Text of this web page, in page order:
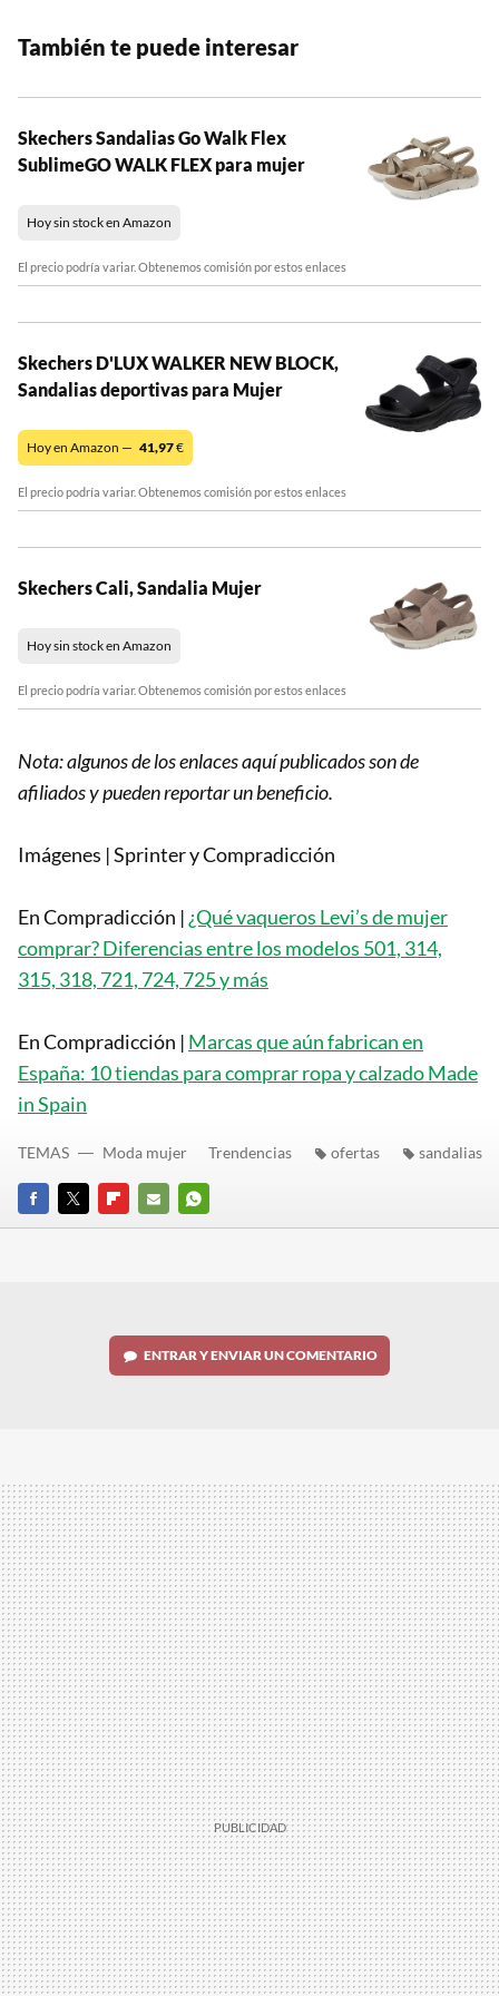
También te puede interesar
Skechers Sandalias Go Walk Flex
SublimeGO WALK FLEX para mujer
Hoy sin stock en Amazon
El precio podría variar. Obtenemos comisión por estos enlaces
Skechers D'LUX WALKER NEW BLOCK,
Sandalias deportivas para Mujer
Hoy en Amazon — 41,97€
El precio podría variar. Obtenemos comisión por estos enlaces
Skechers Cali, Sandalia Mujer
Hoy sin stock en Amazon
El precio podría variar. Obtenemos comisión por estos enlaces
Nota: algunos de los enlaces aquí publicados son de
afiliados y pueden reportar un beneficio.
Imágenes | Sprinter y Compradicción
En Compradicción | ¿Qué vaqueros Levi’s de mujer
comprar? Diferencias entre los modelos 501, 314,
315, 318, 721, 724, 725 y más
En Compradicción | Marcas que aún fabrican en
España: 10 tiendas para comprar ropa y calzado Made
in Spain
FACEBOOK
TWITTERFLIPBOARD
E-
WHATSAPP
TEMAS Moda mujer Trendencias ofertas sandalias
ENTRAR Y ENVIAR UN COMENTARIO